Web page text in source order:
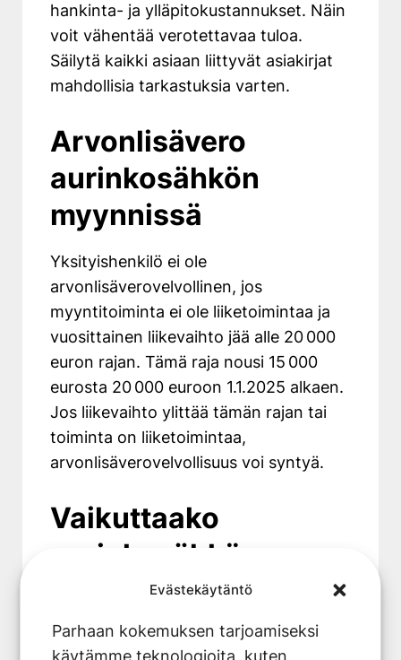
Evästekäytäntö
Parhaan kokemuksen tarjoamiseksi
käytämme teknologioita, kuten
hankinta- ja ylläpitokustannukset. Näin
voit vähentää verotettavaa tuloa.
Säilytä kaikki asiaan liittyvät asiakirjat
mahdollisia tarkastuksia varten.​
Arvonlisävero
aurinkosähkön
myynnissä
Yksityishenkilö ei ole
arvonlisäverovelvollinen, jos
myyntitoiminta ei ole liiketoimintaa ja
vuosittainen liikevaihto jää alle 20 000
euron rajan. Tämä raja nousi 15 000
eurosta 20 000 euroon 1.1.2025 alkaen.
Jos liikevaihto ylittää tämän rajan tai
toiminta on liiketoimintaa,
arvonlisäverovelvollisuus voi syntyä.​
Vaikuttaako
aurinkosähkön